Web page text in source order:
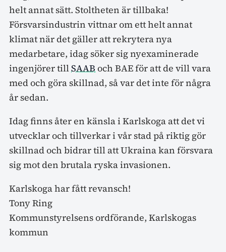
helt annat sätt. Stoltheten är tillbaka!
Försvarsindustrin vittnar om ett helt annat
klimat när det gäller att rekrytera nya
medarbetare, idag söker sig nyexaminerade
ingenjörer tillSAAB och BAE för att de vill vara
med och göra skillnad, så var det inte för några
år sedan.
Idag finns åter en känsla i Karlskoga att det vi
utvecklar och tillverkar i vår stad på riktig gör
skillnad och bidrar till att Ukraina kan försvara
sig mot den brutala ryska invasionen.
Karlskoga har fått revansch!
Tony Ring
Kommunstyrelsens ordförande, Karlskogas
kommun